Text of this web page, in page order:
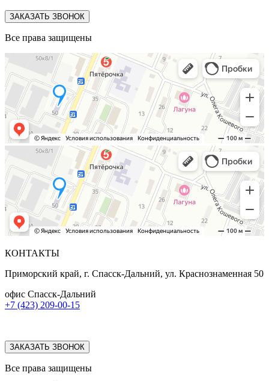
ЗАКАЗАТЬ ЗВОНОК
Все права защищены
КОНТАКТЫ
Приморский край, г. Спасск-Дальний, ул. Краснознаменная 50
офис Спасск-Дальний
+7 (423) 209-00-15
ЗАКАЗАТЬ ЗВОНОК
Все права защищены